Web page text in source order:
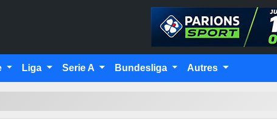
Liga Serie A Bundesliga Autres